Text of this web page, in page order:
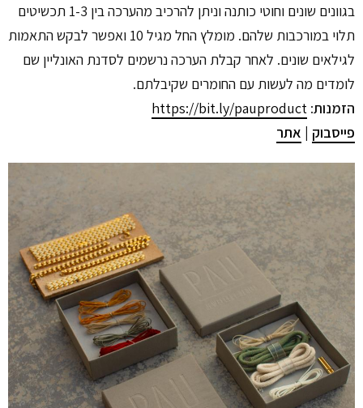
בגוונים שונים וחוטי כותנה וניתן להרכיב מהערכה בין 1-3 תכשיטים
תלוי במורכבות שלהם. מומלץ החל מגיל 10 ואפשר לבקש התאמות
לגילאים שונים. לאחר קבלת הערכה נרשמים לסדנת האונליין שם
לומדים מה לעשות עם החומרים שקיבלתם.
הזמנות:
https://bit.ly/pauproduct
פייסבוק | אתר